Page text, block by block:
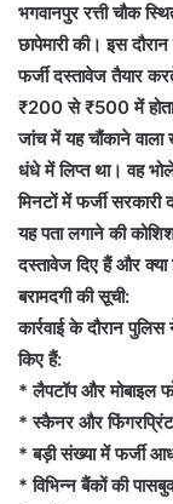
भगवानपुर रत्ती चौक
छापेमारी की। इस
फर्जी दस्तावेज तैयार
₹200 से ₹500 में होता
जांच में यह चौंकाने
धंधे में लिप्त था। वह
मिनटों में फर्जी
यह पता लगाने की
दस्तावेज दिए हैं और
बरामदगी की सूची:
कार्रवाई के दौरान
किए हैं:
* लैपटॉप और मोबाइल
* स्कैनर और फिंगरप्रिंट
* बड़ी संख्या में फर्जी
* विभिन्न बैंकों की